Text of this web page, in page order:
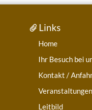
Links
Home
Ihr Besuch bei
Kontakt /
Veranstaltungen
Leitbild